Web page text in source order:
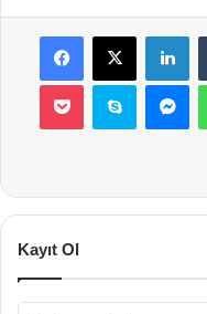
Facebook
X
Pocket Skype
Kayıt Ol